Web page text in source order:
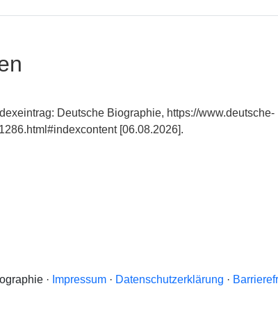
Deutsche Biographie, https://www.deutsche-
[06.08.2026].
· Impressum · Datenschutzerklärung ·